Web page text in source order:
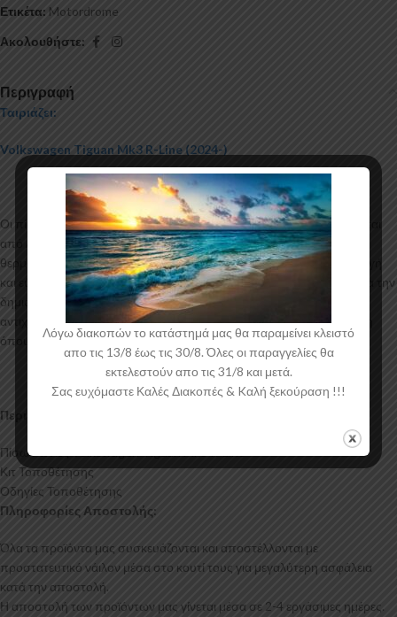
Ετικέτα: Motordrome
Ακολουθήστε:
Περιγραφή
Ταιριάζει:
Volkswagen Tiguan Mk3 R-Line (2024-)
Οι πίσω γωνίες για το Volkswagen Tiguan Mk3 R-Line κατασκευάζεται
από ABS Πλαστικό υψηλής ποιότητας και αισθητικής σε μηχανές
θερμοδιαμόρφωσης τελευταίας τεχνολογίας έχοντας άψογη εφαρμογή
και εύκολη τοποθέτηση. Το υλικό πλαστικού που χρησιμοποιείται για την
δημιουργία προϊόντων έρχεται σε Μαύρο Γυαλιστερό χρώμα και με
αντιχαρακτική επιφάνεια. Συνοδεύεται από προστατευτική μεμβράνη
όπου αφαιρείται πριν την τοποθέτηση.
Περιεχόμενα Συσκευασίας:
Πίσω Γωνίες Volkswagen Tiguan Mk3 R-Line
Κιτ Τοποθέτησης
Οδηγίες Τοποθέτησης
Πληροφορίες Αποστολής:
Όλα τα προϊόντα μας συσκευάζονται και αποστέλλονται με
προστατευτικό νάιλον μέσα στο κουτί τους για μεγαλύτερη ασφάλεια
κατά την αποστολή.
Η αποστολή των προϊόντων μας γίνεται μέσα σε 2-4 εργάσιμες ημέρες.
Λόγω διακοπών το κατάστημά μας θα παραμείνει κλειστό
απο τις 13/8 έως τις 30/8. Όλες οι παραγγελίες θα
εκτελεστούν απο τις 31/8 και μετά.
Σας ευχόμαστε Καλές Διακοπές & Kαλή ξεκούραση !!!